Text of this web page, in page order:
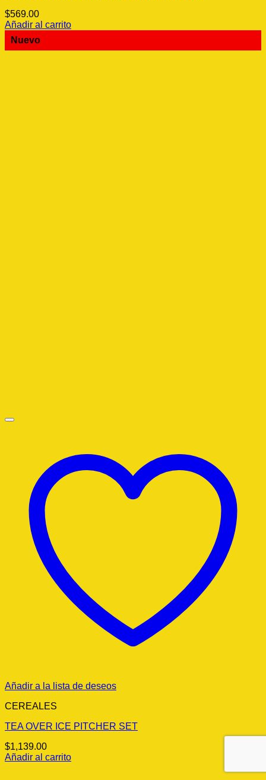
$569.00
Añadir al carrito
Nuevo
Añadir a la lista de deseos
CEREALES
TEA OVER ICE PITCHER SET
$1,139.00
Añadir al carrito